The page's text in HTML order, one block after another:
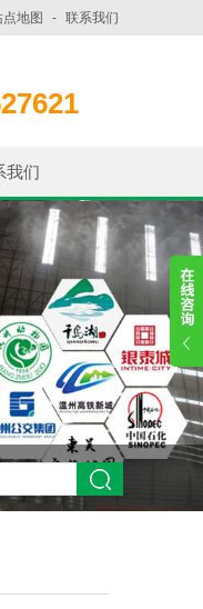
点地图 - 联系我们
我们